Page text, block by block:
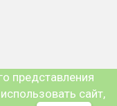
представления
сайт,